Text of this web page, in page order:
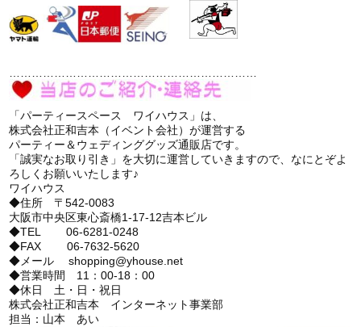
…………………………………………………………
「パーティースペース ワイハウス」は、
株式会社正和吉本（イベント会社）が運営する
パーティー＆ウェディンググッズ通販店です。
「誠実なお取り引き」を大切に運営していきますので、なにとぞよ
ろしくお願いいたします♪
ワイハウス
◆住所 〒542-0083
大阪市中央区東心斎橋1-17-12吉本ビル
◆TEL 06-6281-0248
◆FAX 06-7632-5620
◆メール shopping@yhouse.net
◆営業時間 11：00-18：00
◆休日 土・日・祝日
株式会社正和吉本 インターネット事業部
担当：山本 あい